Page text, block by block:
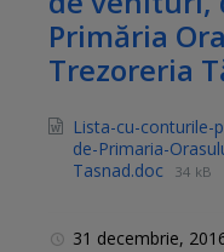
Primăria
Trezoreria
Lista-cu-conturile-
de-Primaria-
Tasnad.doc
34 kB
31 decembrie,